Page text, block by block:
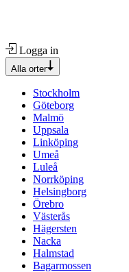
Logga in
Alla orter
Stockholm
Göteborg
Malmö
Uppsala
Linköping
Umeå
Luleå
Norrköping
Helsingborg
Örebro
Västerås
Hägersten
Nacka
Halmstad
Bagarmossen